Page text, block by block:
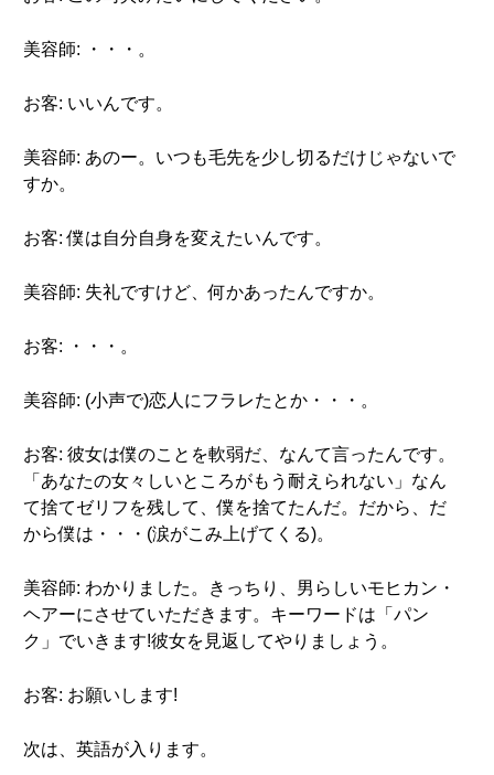
美容師: ・・・。
お客: いいんです。
美容師: あのー。いつも毛先を少し切るだけじゃないで
すか。
お客: 僕は自分自身を変えたいんです。
美容師: 失礼ですけど、何かあったんですか。
お客: ・・・。
美容師: (小声で)恋人にフラレたとか・・・。
お客: 彼女は僕のことを軟弱だ、なんて言ったんです。
「あなたの女々しいところがもう耐えられない」なん
て捨てゼリフを残して、僕を捨てたんだ。だから、だ
から僕は・・・(涙がこみ上げてくる)。
美容師: わかりました。きっちり、男らしいモヒカン・
ヘアーにさせていただきます。キーワードは「パン
ク」でいきます!彼女を見返してやりましょう。
お客: お願いします!
次は、英語が入ります。